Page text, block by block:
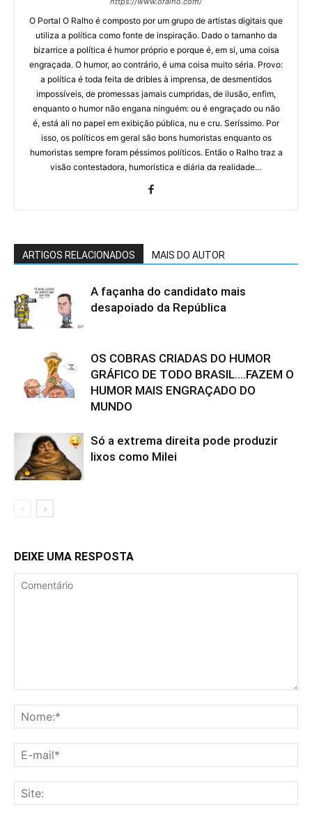
O Portal O Ralho é composto por um grupo de artistas digitais que
utiliza a política como fonte de inspiração. Dado o tamanho da
bizarrice a política é humor próprio e porque é, em si, uma coisa
engraçada. O humor, ao contrário, é uma coisa muito séria. Provo:
a política é toda feita de dribles à imprensa, de desmentidos
impossíveis, de promessas jamais cumpridas, de ilusão, enfim,
enquanto o humor não engana ninguém: ou é engraçado ou não
é, está ali no papel em exibição pública, nu e cru. Seríssimo. Por
isso, os políticos em geral são bons humoristas enquanto os
humoristas sempre foram péssimos políticos. Então o Ralho traz a
visão contestadora, humorística e diária da realidade…
ARTIGOS RELACIONADOS MAIS DO AUTOR
A façanha do candidato mais
desapoiado da República
OS COBRAS CRIADAS DO HUMOR
GRÁFICO DE TODO BRASIL….FAZEM O
HUMOR MAIS ENGRAÇADO DO
MUNDO
Só a extrema direita pode produzir
lixos como Milei
DEIXE UMA RESPOSTA